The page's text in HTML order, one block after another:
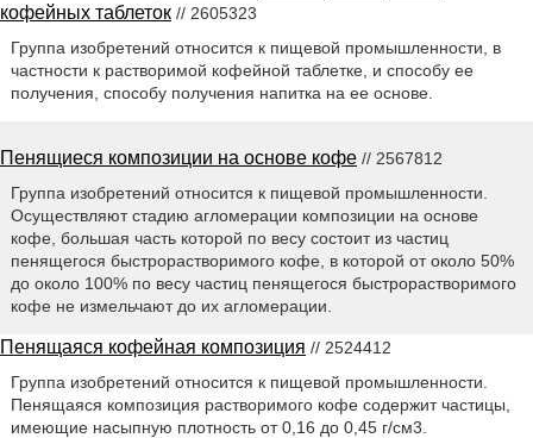
кофейных таблеток // 2605323
Группа изобретений относится к пищевой промышленности, в
частности к растворимой кофейной таблетке, и способу ее
получения, способу получения напитка на ее основе.
Пенящиеся композиции на основе кофе // 2567812
Группа изобретений относится к пищевой промышленности.
Осуществляют стадию агломерации композиции на основе
кофе, большая часть которой по весу состоит из частиц
пенящегося быстрорастворимого кофе, в которой от около 50%
до около 100% по весу частиц пенящегося быстрорастворимого
кофе не измельчают до их агломерации.
Пенящаяся кофейная композиция // 2524412
Группа изобретений относится к пищевой промышленности.
Пенящаяся композиция растворимого кофе содержит частицы,
имеющие насыпную плотность от 0,16 до 0,45 г/см3.